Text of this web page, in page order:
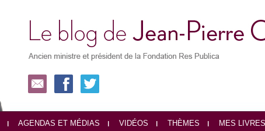
AGENDAS ET MÉDIAS VIDÉOS THÈMES MES LIVRES